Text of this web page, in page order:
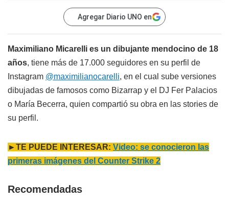
Agregar Diario UNO en
Maximiliano Micarelli es un dibujante mendocino de 18
años, tiene más de 17.000 seguidores en su perfil de
Instagram @maximilianocarelli, en el cual sube versiones
dibujadas de famosos como Bizarrap y el DJ Fer Palacios
o María Becerra, quien compartió su obra en las stories de
su perfil.
►TE PUEDE INTERESAR: Video: se conocieron las
primeras imágenes del Counter Strike 2
Recomendadas